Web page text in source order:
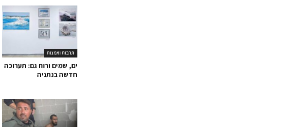
תרבות ואמנות
ים, שמים ורוח גם: תערוכה
חדשה בנתניה